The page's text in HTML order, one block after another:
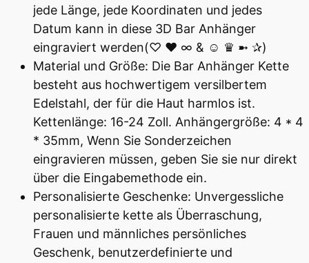
jede Länge, jede Koordinaten und jedes
Datum kann in diese 3D Bar Anhänger
eingraviert werden(♡ ♥ ∞ & ☺ ♛ ➼ ✰)
Material und Größe: Die Bar Anhänger Kette
besteht aus hochwertigem versilbertem
Edelstahl, der für die Haut harmlos ist.
Kettenlänge: 16-24 Zoll. Anhängergröße: 4 * 4
* 35mm, Wenn Sie Sonderzeichen
eingravieren müssen, geben Sie sie nur direkt
über die Eingabemethode ein.
Personalisierte Geschenke: Unvergessliche
personalisierte kette als Überraschung,
Frauen und männliches persönliches
Geschenk, benutzerdefinierte und